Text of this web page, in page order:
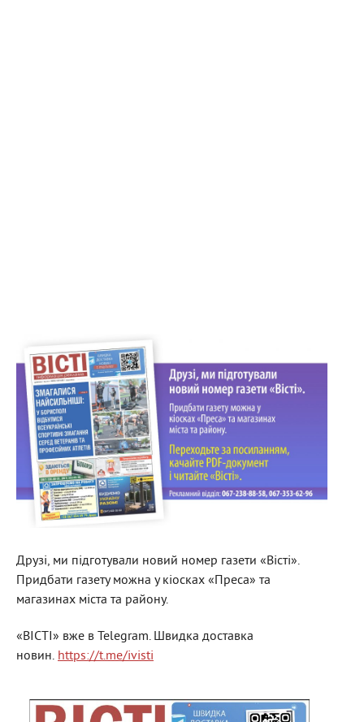
Друзі, ми підготували новий номер газети «Вісті».
Придбати газету можна у кіосках «Преса» та
магазинах міста та району.
«ВІСТІ» вже в Telegram. Швидка доставка
новин. https://t.me/ivisti